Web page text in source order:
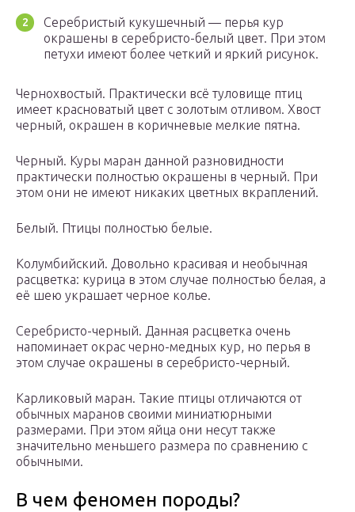
Серебристый кукушечный — перья кур
окрашены в серебристо-белый цвет. При этом
петухи имеют более четкий и яркий рисунок.
Чернохвостый. Практически всё туловище птиц
имеет красноватый цвет с золотым отливом. Хвост
черный, окрашен в коричневые мелкие пятна.
Черный. Куры маран данной разновидности
практически полностью окрашены в черный. При
этом они не имеют никаких цветных вкраплений.
Белый. Птицы полностью белые.
Колумбийский. Довольно красивая и необычная
расцветка: курица в этом случае полностью белая, а
её шею украшает черное колье.
Серебристо-черный. Данная расцветка очень
напоминает окрас черно-медных кур, но перья в
этом случае окрашены в серебристо-черный.
Карликовый маран. Такие птицы отличаются от
обычных маранов своими миниатюрными
размерами. При этом яйца они несут также
значительно меньшего размера по сравнению с
обычными.
В чем феномен породы?